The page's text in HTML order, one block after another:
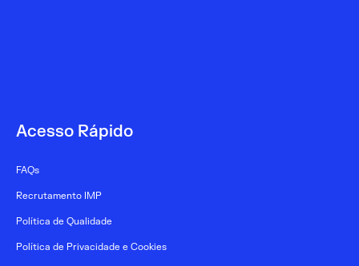
Acesso Rápido
FAQs
Recrutamento IMP
Política de Qualidade
Política de Privacidade e Cookies